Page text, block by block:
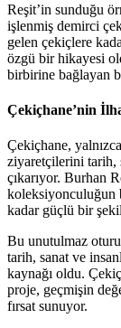
Reşit’in sunduğu
işlenmiş demirci
gelen çekiçlere
özgü bir hikayesi
birbirine bağlayan
Çekiçhane’nin
Çekiçhane,
ziyaretçilerini tarih,
çıkarıyor. Burhan
koleksiyonculuğun
kadar güçlü bir
Bu unutulmaz
tarih, sanat ve
kaynağı oldu.
proje, geçmişin
fırsat sunuyor.